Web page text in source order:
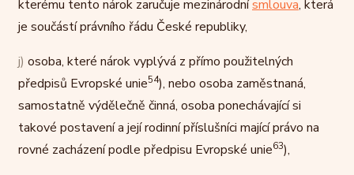
kterému tento nárok zaručuje mezinárodnísmlouva, která
je součástí právního řádu České republiky,
j) osoba, které nárok vyplývá z přímo použitelných
předpisů Evropské unie54), nebo osoba zaměstnaná,
samostatně výdělečně činná, osoba ponechávající si
takové postavení a její rodinní příslušníci mající právo na
rovné zacházení podle předpisu Evropské unie63),